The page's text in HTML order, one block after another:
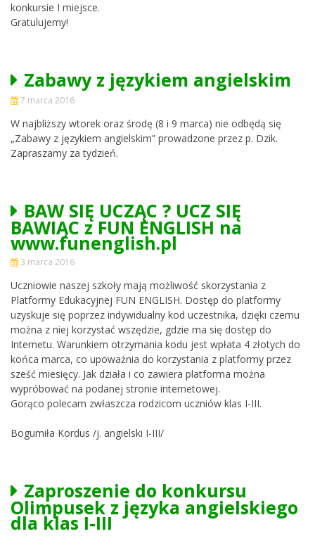
konkursie I miejsce.
Gratulujemy!
Zabawy z językiem angielskim
7 marca 2016
W najbliższy wtorek oraz środę (8 i 9 marca) nie odbędą się
„Zabawy z językiem angielskim” prowadzone przez p. Dzik.
Zapraszamy za tydzień.
BAW SIĘ UCZĄC ? UCZ SIĘ
BAWIĄC z FUN ENGLISH na
www.funenglish.pl
3 marca 2016
Uczniowie naszej szkoły mają możliwość skorzystania z
Platformy Edukacyjnej FUN ENGLISH. Dostęp do platformy
uzyskuje się poprzez indywidualny kod uczestnika, dzięki czemu
można z niej korzystać wszędzie, gdzie ma się dostęp do
Internetu. Warunkiem otrzymania kodu jest wpłata 4 złotych do
końca marca, co upoważnia do korzystania z platformy przez
sześć miesięcy. Jak działa i co zawiera platforma można
wypróbować na podanej stronie internetowej.
Gorąco polecam zwłaszcza rodzicom uczniów klas I-III.
Bogumiła Kordus /j. angielski I-III/
Zaproszenie do konkursu
Olimpusek z języka angielskiego
dla klas I-III